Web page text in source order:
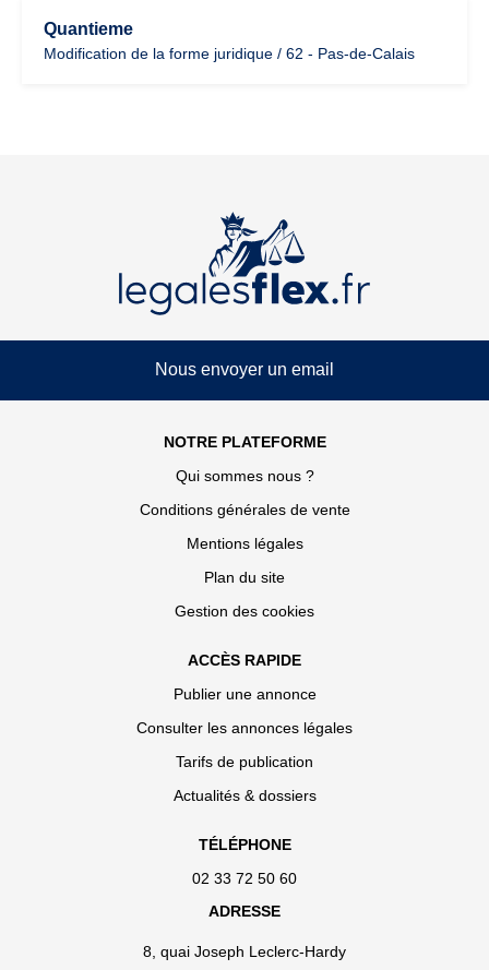
Quantieme
Modification de la forme juridique / 62 - Pas-de-Calais
Nous envoyer un email
NOTRE PLATEFORME
Qui sommes nous ?
Conditions générales de vente
Mentions légales
Plan du site
Gestion des cookies
ACCÈS RAPIDE
Publier une annonce
Consulter les annonces légales
Tarifs de publication
Actualités & dossiers
TÉLÉPHONE
02 33 72 50 60
ADRESSE
8, quai Joseph Leclerc-Hardy